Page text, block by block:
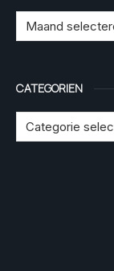
CATEGORIEN